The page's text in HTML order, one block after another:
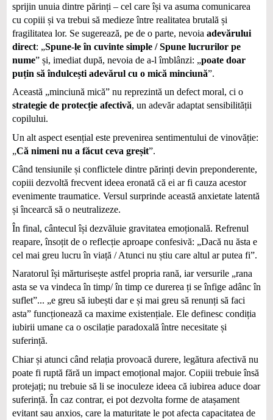
sprijin unuia dintre părinți – cel care își va asuma comunicarea
cu copiii și va trebui să medieze între realitatea brutală și
fragilitatea lor. Se sugerează, pe de o parte, nevoia adevărului
direct: „Spune-le în cuvinte simple / Spune lucrurilor pe
nume” și, imediat după, nevoia de a-l îmblânzi: „poate doar
puțin să îndulcești adevărul cu o mică minciună”.
Această „minciună mică” nu reprezintă un defect moral, ci o
strategie de protecție afectivă, un adevăr adaptat sensibilității
copilului.
Un alt aspect esențial este prevenirea sentimentului de vinovăție:
„Că nimeni nu a făcut ceva greșit”.
Când tensiunile și conflictele dintre părinți devin preponderente,
copiii dezvoltă frecvent ideea eronată că ei ar fi cauza acestor
evenimente traumatice. Versul surprinde această anxietate latentă
și încearcă să o neutralizeze.
În final, cântecul își dezvăluie gravitatea emoțională. Refrenul
reapare, însoțit de o reflecție aproape confesivă: „Dacă nu ăsta e
cel mai greu lucru în viață / Atunci nu știu care altul ar putea fi”.
Naratorul își mărturisește astfel propria rană, iar versurile „rana
asta se va vindeca în timp/ în timp ce durerea ți se înfige adânc în
suflet”... „e greu să iubești dar e și mai greu să renunți să faci
asta” funcționează ca maxime existențiale. Ele definesc condiția
iubirii umane ca o oscilație paradoxală între necesitate și
suferință.
Chiar și atunci când relația provoacă durere, legătura afectivă nu
poate fi ruptă fără un impact emoțional major. Copiii trebuie însă
protejați; nu trebuie să li se inoculeze ideea că iubirea aduce doar
suferință. În caz contrar, ei pot dezvolta forme de atașament
evitant sau anxios, care la maturitate le pot afecta capacitatea de